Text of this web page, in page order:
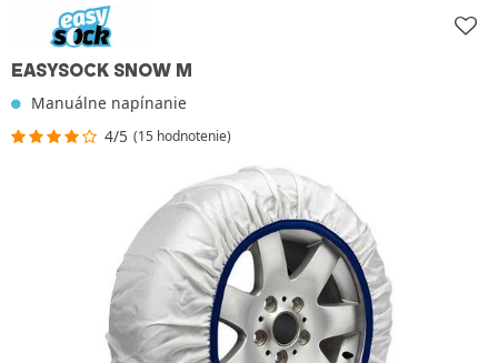
EASYSOCK SNOW M
Manuálne napínanie
4/5 (15 hodnotenie)